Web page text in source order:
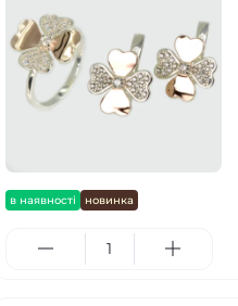
в наявності новинка